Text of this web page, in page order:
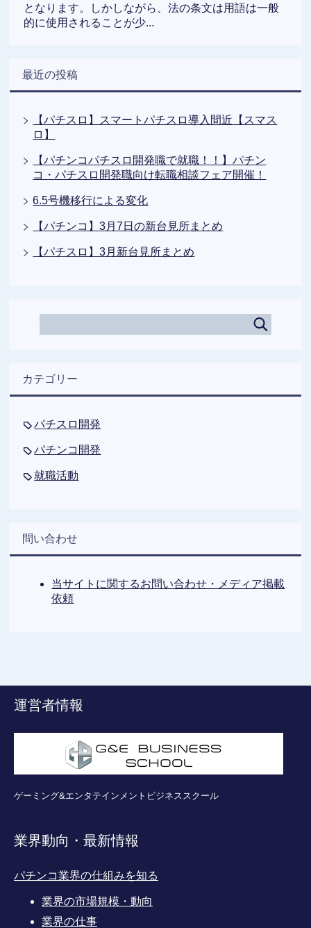
となります。しかしながら、法の条文は用語は一般
的に使用されることが少...
最近の投稿
【パチスロ】スマートパチスロ導入間近【スマス
ロ】
【パチンコパチスロ開発職で就職！！】パチン
コ・パチスロ開発職向け転職相談フェア開催！
6.5号機移行による変化
【パチンコ】3月7日の新台見所まとめ
【パチスロ】3月新台見所まとめ
カテゴリー
パチスロ開発
パチンコ開発
就職活動
問い合わせ
当サイトに関するお問い合わせ・メディア掲載
依頼
運営者情報
ゲーミング&エンタテインメントビジネススクール
業界動向・最新情報
パチンコ業界の仕組みを知る
業界の市場規模・動向
業界の仕事